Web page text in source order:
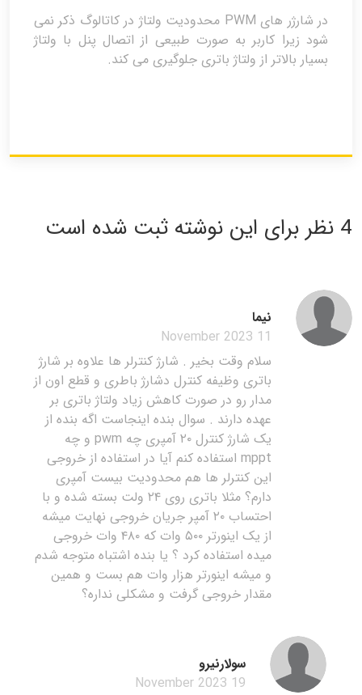
در شارژر های PWM محدودیت ولتاژ در کاتالوگ ذکر نمی
شود زیرا کاربر به صورت طبیعی از اتصال پنل با ولتاژ
بسیار بالاتر از ولتاژ باتری جلوگیری می کند.
4 نظر برای این نوشته ثبت شده است
نیما
11 November 2023
سلام وقت بخیر . شارژ کنترلر ها علاوه بر شارژ
باتری وظیفه کنترل دشارژ باطری و قطع اون از
مدار رو در صورت کاهش زیاد ولتاژ باتری بر
عهده دارند . سوال بنده اینجاست اگه بنده از
یک شارژ کنترل ۲۰ آمپری چه pwm و چه
mppt استفاده کنم آیا در استفاده از خروجی
این کنترلر ها هم محدودیت بیست آمپری
دارم؟ مثلا باتری روی ۲۴ ولت بسته شده و با
احتساب ۲۰ آمپر جریان خروجی نهایت میشه
از یک اینورتر ۵۰۰ وات که ۴۸۰ وات خروجی
میده استفاده کرد ؟ یا بنده اشتباه متوجه شدم
و میشه اینورتر هزار وات هم بست و همین
مقدار خروجی گرفت و مشکلی نداره؟
سولارنیرو
19 November 2023